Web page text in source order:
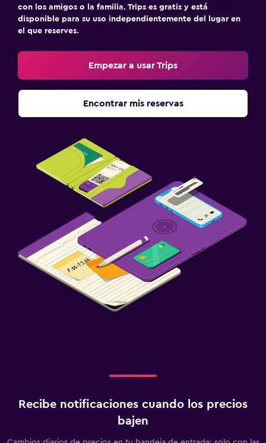
con los amigos o la familia. Trips es gratis y está
disponible para su uso independientemente del lugar en
el que reserves.
Empezar a usar Trips
Encontrar mis reservas
Recibe notificaciones cuando los precios
bajen